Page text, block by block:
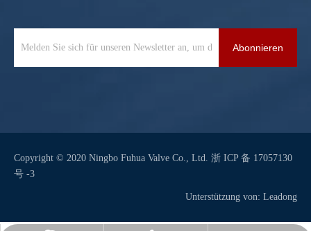
Abonnieren
Copyright © 2020 Ningbo Fuhua Valve Co., Ltd. 浙 ICP 备 17057130
号 -3
Unterstützung von: Leadong